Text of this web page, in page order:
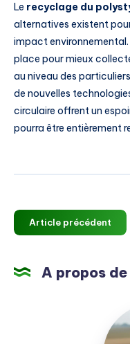
Le recyclage du
alternatives existent
impact environnemental.
place pour mieux
au niveau des
de nouvelles
circulaire offrent un
pourra être entièrement
Article précédent
A propos